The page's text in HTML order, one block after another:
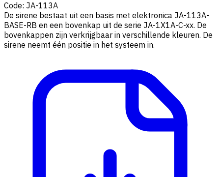
Code: JA-113A
De sirene bestaat uit een basis met elektronica JA-113A-
BASE-RB en een bovenkap uit de serie JA-1X1A-C-xx. De
bovenkappen zijn verkrijgbaar in verschillende kleuren. De
sirene neemt één positie in het systeem in.